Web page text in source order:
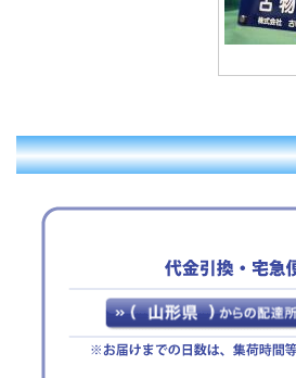
応・発送をさせていただき
ます。
が、何卒ご了承くださいま
2025年07月23日
【ご案内】お盆期間休